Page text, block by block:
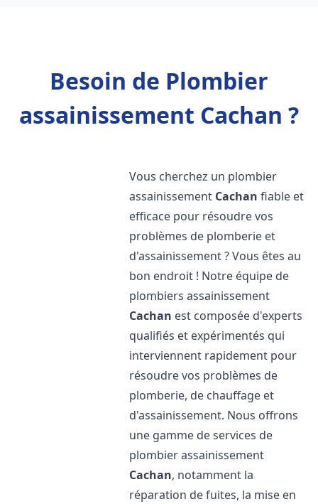
Besoin de Plombier
assainissement Cachan ?
Vous cherchez un plombier
assainissement Cachan fiable et
efficace pour résoudre vos
problèmes de plomberie et
d'assainissement ? Vous êtes au
bon endroit ! Notre équipe de
plombiers assainissement
Cachan est composée d'experts
qualifiés et expérimentés qui
interviennent rapidement pour
résoudre vos problèmes de
plomberie, de chauffage et
d'assainissement. Nous offrons
une gamme de services de
plombier assainissement
Cachan, notamment la
réparation de fuites, la mise en